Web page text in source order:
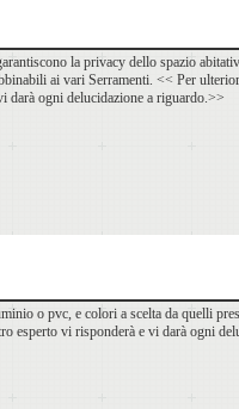
la privacy dello spazio
ai vari Serramenti. << Per
darà ogni delucidazione a riguardo.>>
o pvc, e colori a scelta da quelli
esperto vi risponderà e vi darà ogni